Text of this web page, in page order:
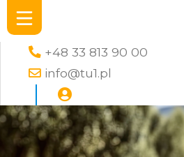
+48 33 813 90 00
info@tu1.pl